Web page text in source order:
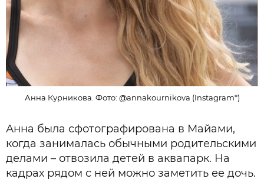
Анна Курникова. Фото: @annakournikova (Instagram*)
Анна была сфотографирована в Майами,
когда занималась обычными родительскими
делами – отвозила детей в аквапарк. На
кадрах рядом с ней можно заметить ее дочь.